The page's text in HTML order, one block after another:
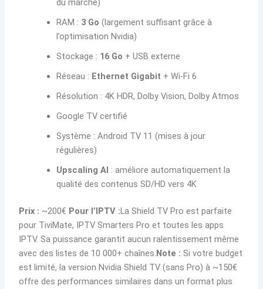
du marché)
RAM : 3 Go (largement suffisant grâce à
l’optimisation Nvidia)
Stockage : 16 Go + USB externe
Réseau : Ethernet Gigabit + Wi-Fi 6
Résolution : 4K HDR, Dolby Vision, Dolby Atmos
Google TV certifié
Système : Android TV 11 (mises à jour
régulières)
Upscaling AI : améliore automatiquement la
qualité des contenus SD/HD vers 4K
Prix : ~200€ Pour l’IPTV :La Shield TV Pro est parfaite
pour TiviMate, IPTV Smarters Pro et toutes les apps
IPTV. Sa puissance garantit aucun ralentissement même
avec des listes de 10 000+ chaînes.Note : Si votre budget
est limité, la version Nvidia Shield TV (sans Pro) à ~150€
offre des performances similaires dans un format plus